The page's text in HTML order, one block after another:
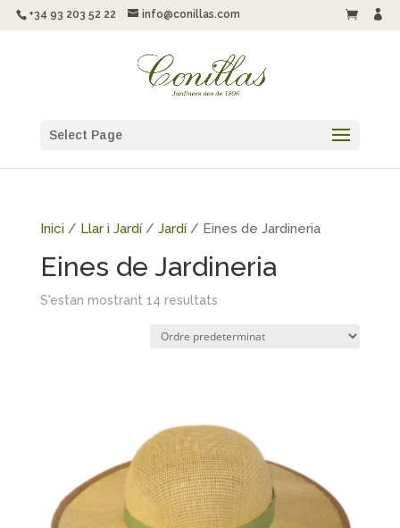
+34 93 203 52 22 info@conillas.com 

Select Page
Inici / Llar i Jardí/ Jardí/ Eines de Jardineria
Eines de Jardineria
S'estan mostrant 14 resultats